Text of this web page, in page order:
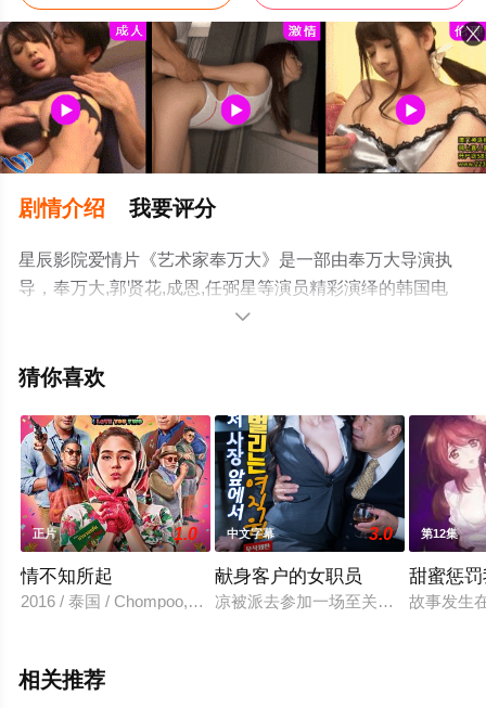
剧情介绍 我要评分
星辰影院爱情片《艺术家奉万大》是一部由奉万大导演执
导，奉万大,郭贤花,成恩,任弼星等演员精彩演绎的韩国电
影，手机免费观看高清未删减完整版电影大全就来星辰影
平台了解。

猜你喜欢
正片 1.0
情不知所起
2016 / 泰国 / Chompoo,Araya,帕克恩·查博里拉克,lek,teeradetch
中文字幕 3.0
献身客户的女职员
凉被派去参加一场至关重要的商业谈
第12集
甜蜜惩
故事发生
相关推荐